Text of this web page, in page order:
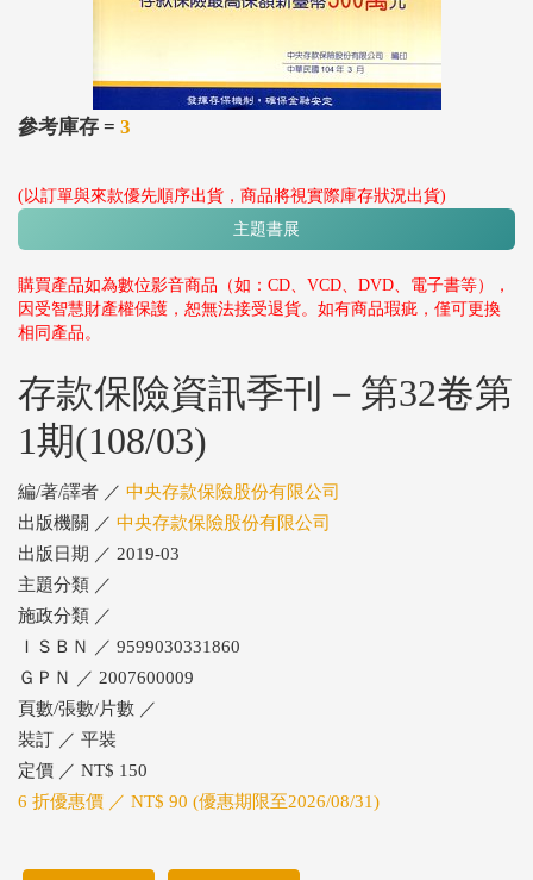
參考庫存 = 3
(以訂單與來款優先順序出貨，商品將視實際庫存狀況出貨)
主題書展
購買產品如為數位影音商品（如：CD、VCD、DVD、電子書等），
因受智慧財產權保護，恕無法接受退貨。如有商品瑕疵，僅可更換
相同產品。
存款保險資訊季刊－第32卷第
1期(108/03)
編/著/譯者 ／ 中央存款保險股份有限公司
出版機關 ／ 中央存款保險股份有限公司
出版日期 ／ 2019-03
主題分類 ／
施政分類 ／
ＩＳＢＮ ／ 9599030331860
ＧＰＮ ／ 2007600009
頁數/張數/片數 ／
裝訂 ／ 平裝
定價 ／ NT$ 150
6 折優惠價 ／ NT$ 90 (優惠期限至2026/08/31)